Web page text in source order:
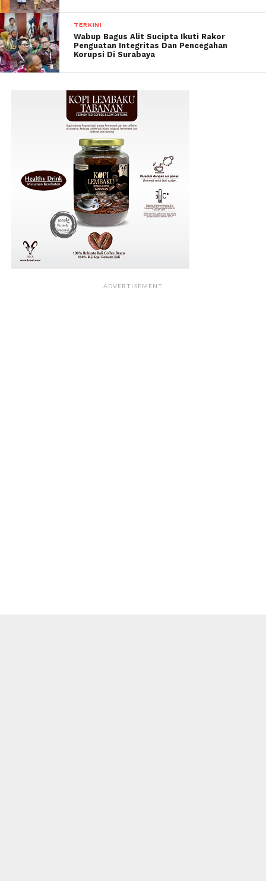
TERKINI
Wabup Bagus Alit Sucipta Ikuti Rakor
Penguatan Integritas Dan Pencegahan
Korupsi Di Surabaya
ADVERTISEMENT